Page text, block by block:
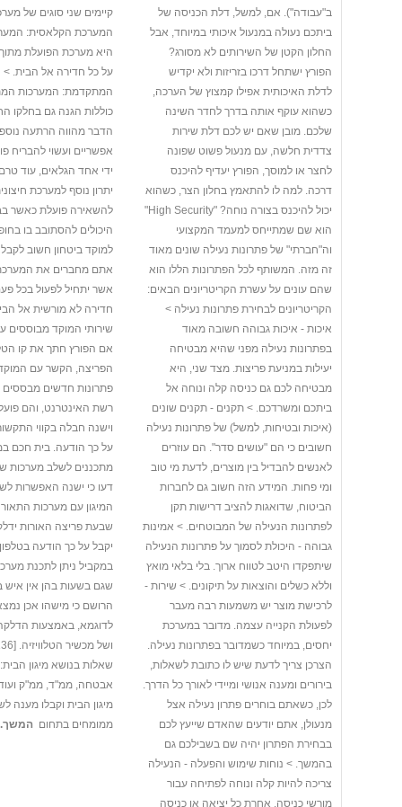
ב"עבודה"). אם, למשל, דלת הכניסה של
ביתכם נעולה במנעול איכותי במיוחד, אבל
החלון הקטן של השירותים לא מסורג?
הפורץ ישתחל דרכו בזריזות ולא יקדיש
לדלת האיכותית אפילו קמצוץ של הערכה,
כשהוא עוקף אותה בדרך לחדר השינה
שלכם. מובן שאם יש לכם דלת שירות
צדדית חלשה, עם מנעול פשוט שפונה
לחצר או למוסך, הפורץ יעדיף להיכנס
דרכה. למה לו להתאמץ בחלון הצר, כשהוא
יכול להיכנס בצורה נוחה? "High Security"
הוא שם שמתייחס למעמד המקצועי
וה"חברתי" של פתרונות נעילה שונים מאוד
זה מזה. המשותף לכל הפתרונות הללו הוא
שהם עונים על עשרת הקריטריונים הבאים:
הקריטריונים לבחירת פתרונות נעילה >
איכות - איכות גבוהה חשובה מאוד
בפתרונות נעילה מפני שהיא מבטיחה
יעילות במניעת פריצות. מצד שני, היא
מבטיחה לכם גם כניסה קלה ונוחה אל
ביתכם ומשרדכם. > תקנים - תקנים שונים
(איכות ובטיחות, למשל) של פתרונות נעילה
חשובים כי הם "עושים סדר". הם עוזרים
לאנשים להבדיל בין מוצרים, לדעת מי טוב
ומי פחות. המידע הזה חשוב גם לחברות
הביטוח, שדואגות להציב דרישות תקן
לפתרונות הנעילה של המבוטחים. > אמינות
גבוהה - היכולת לסמוך על פתרונות הנעילה
שיתפקדו היטב לטווח ארוך. בלי בלאי מואץ
וללא כשלים והוצאות על תיקונים. > שירות -
לרכישת מוצר יש משמעות רבה מעבר
לפעולת הקנייה עצמה. מדובר במערכת
יחסים, במיוחד כשמדובר בפתרונות נעילה.
הצרכן צריך לדעת שיש לו כתובת לשאלות,
בירורים ומענה אנושי ומיידי לאורך כל הדרך.
לכן, כשאתם בוחרים פתרון נעילה אצל
מנעולן, אתם יודעים שהאדם שייעץ לכם
בבחירת הפתרון יהיה שם בשבילכם גם
בהמשך. > נוחות שימוש והפעלה - הנעילה
צריכה להיות קלה ונוחה לפתיחה עבור
מורשי כניסה, אחרת כל יציאה או כניסה
קיימים שני סוגים של
המערכת הקלאסית:
היא מערכת הפועלת
על כל חדירה אל הבית.
המתקדמת: המערכות
כוללות הגנה גם בחלקו
הדבר מהווה הרתעה
אפשריים ועשוי להבריח
ידי אחד הגלאים, עוד
יתרון נוסף למערכת
להשאירה פועלת כאשר
היכולים להסתובב בו
למוקד ביטחון חשוב
אתם מחברים את
אשר יתחיל לפעול בכל
חדירה לא מורשית אל
שירותי המוקד מבוססים
אם הפורץ חתך את קו
הפריצה, הקשר עם המוקד
פתרונות חדשים
רשת האינטרנט, והם
וישנה חבלה בקווי
על כך הודעה. בית חכם
מתכננים לשלב מערכות
דעו כי ישנה האפשרות
המיגון עם מערכות
שבעת פריצה האורות
יקבל על כך הודעה
במקביל ניתן לתכנת
שגם בשעות בהן אין איש
הרושם כי מישהו אכן
לדוגמא, באמצעות הדלקה
שאלות בנושא מיגון
אבטחה, ממ"ד, ממ"ק ועוד
מיגון הבית וקבלו מענה
ממומחים בתחום